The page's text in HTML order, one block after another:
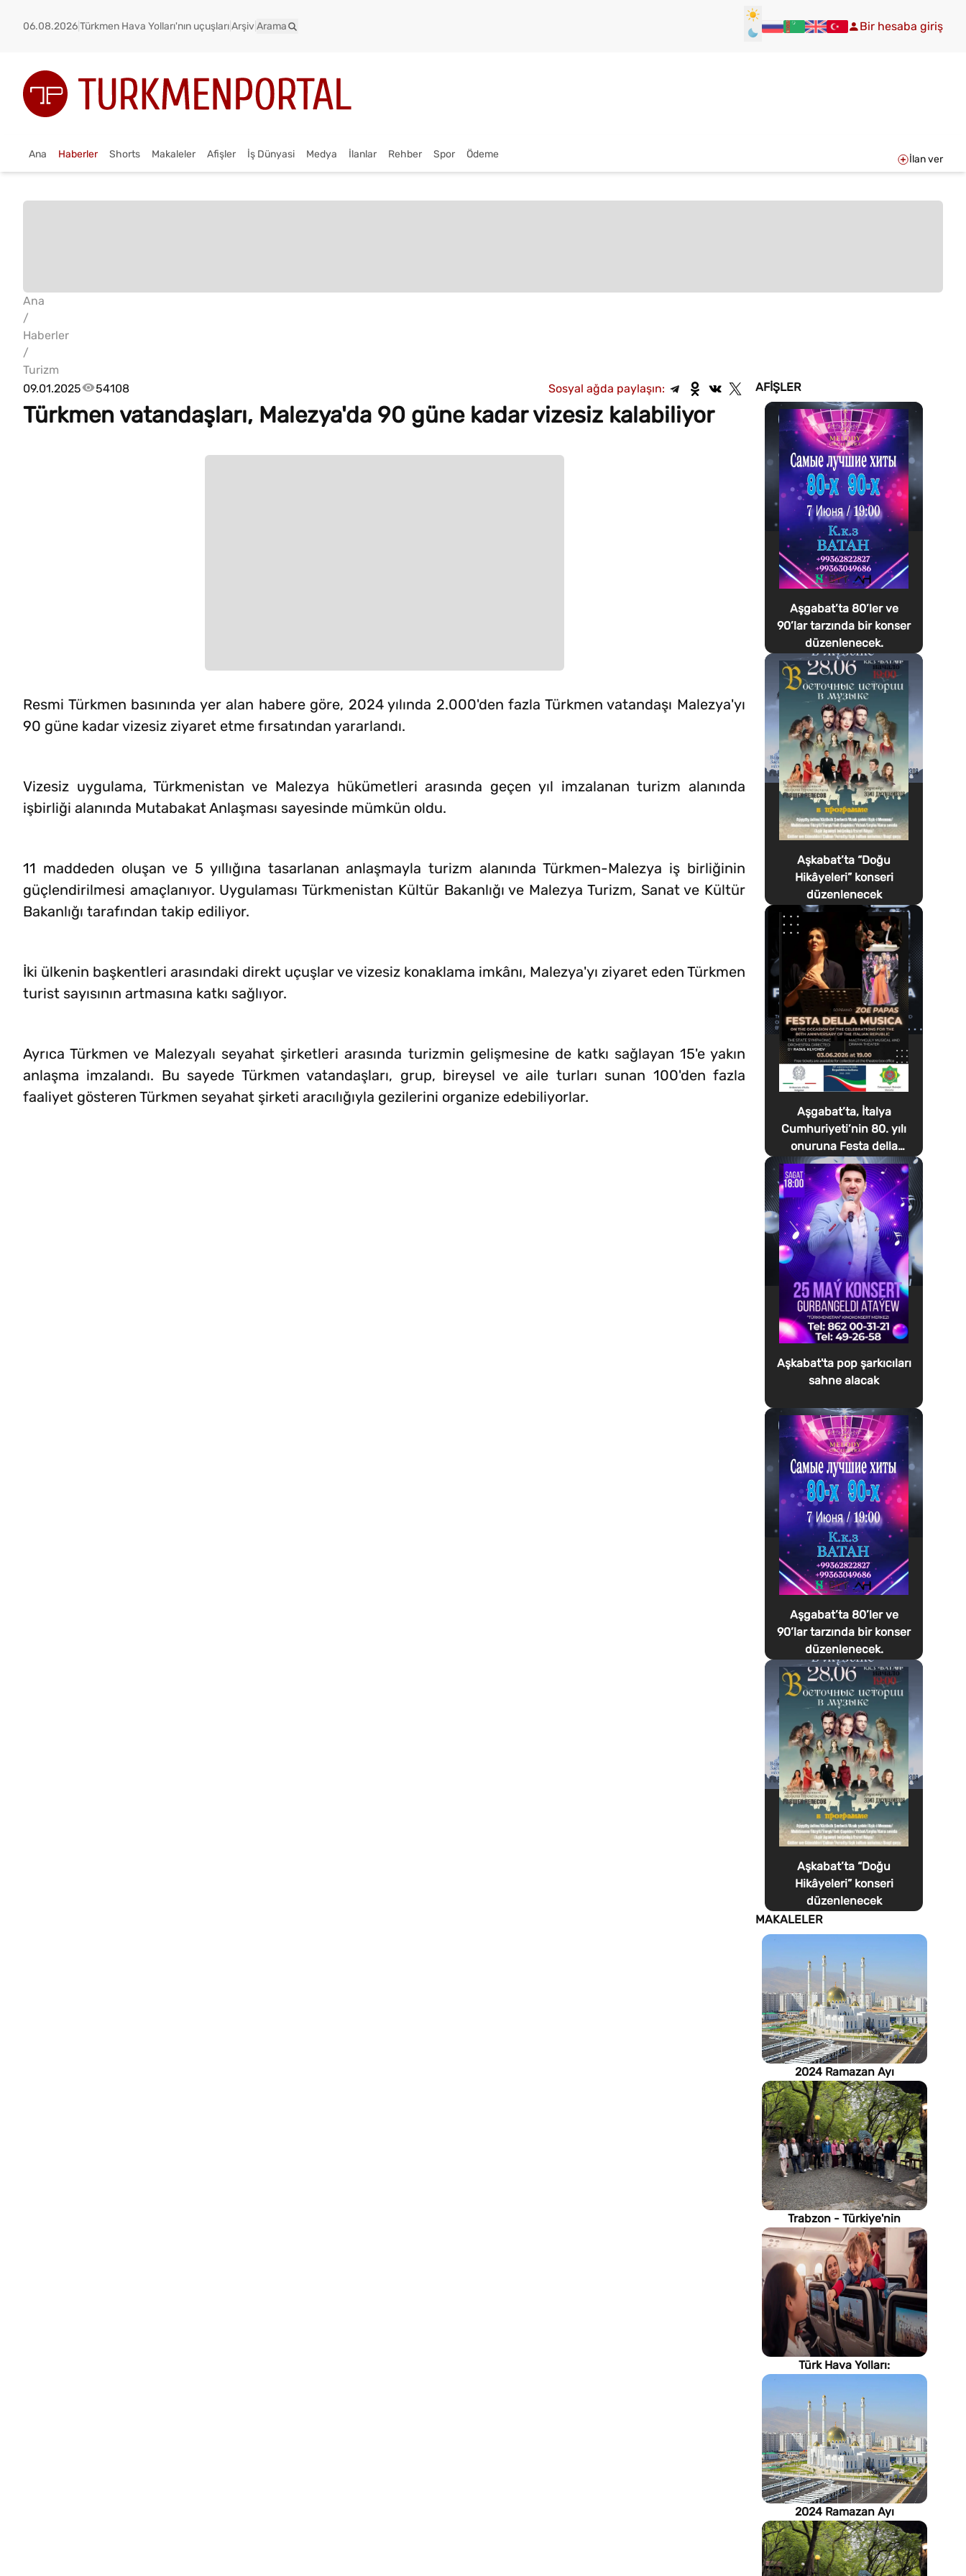
06.08.2026Türkmen Hava Yolları'nın uçuşlarıArşiv Arama Bir hesaba giriş
Ana Haberler Shorts Makaleler Afişler İş Dünyasi Medya İlanlar Rehber Spor Ödeme İlan ver
Ana
/
Haberler
/
Turizm
09.01.2025
54108 Sosyal ağda paylaşın:
Türkmen vatandaşları, Malezya'da 90 güne kadar vizesiz kalabiliyor
Resmi Türkmen basınında yer alan habere göre, 2024 yılında 2.000'den fazla Türkmen vatandaşı Malezya'yı
90 güne kadar vizesiz ziyaret etme fırsatından yararlandı.
Vizesiz uygulama, Türkmenistan ve Malezya hükümetleri arasında geçen yıl imzalanan turizm alanında
işbirliği alanında Mutabakat Anlaşması sayesinde mümkün oldu.
11 maddeden oluşan ve 5 yıllığına tasarlanan anlaşmayla turizm alanında Türkmen-Malezya iş birliğinin
güçlendirilmesi amaçlanıyor. Uygulaması Türkmenistan Kültür Bakanlığı ve Malezya Turizm, Sanat ve Kültür
Bakanlığı tarafından takip ediliyor.
İki ülkenin başkentleri arasındaki direkt uçuşlar ve vizesiz konaklama imkânı, Malezya'yı ziyaret eden Türkmen
turist sayısının artmasına katkı sağlıyor.
Ayrıca Türkmen ve Malezyalı seyahat şirketleri arasında turizmin gelişmesine de katkı sağlayan 15'e yakın
anlaşma imzalandı. Bu sayede Türkmen vatandaşları, grup, bireysel ve aile turları sunan 100'den fazla
faaliyet gösteren Türkmen seyahat şirketi aracılığıyla gezilerini organize edebiliyorlar.
AFIŞLER
Aşgabat’ta 80’ler ve
90’lar tarzında bir konser
düzenlenecek.
Aşkabat’ta “Doğu
Hikâyeleri” konseri
düzenlenecek
Aşgabat’ta, İtalya
Cumhuriyeti’nin 80. yılı
onuruna Festa della
Musica düzenlenecek
Aşkabat'ta pop şarkıcıları
sahne alacak
Aşgabat’ta 80’ler ve
90’lar tarzında bir konser
düzenlenecek.
Aşkabat’ta “Doğu
Hikâyeleri” konseri
düzenlenecek
MAKALELER
2024 Ramazan Ayı
imsakiyesi (Türkmenistan)
Trabzon - Türkiye'nin
Karadeniz kıyısındaki gururu
Türk Hava Yolları:
2024 Ramazan Ayı
imsakiyesi (Türkmenistan)